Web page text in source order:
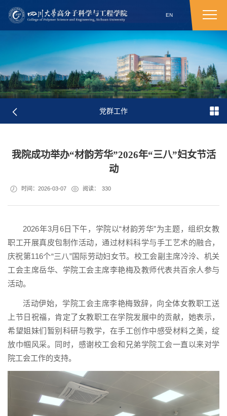
EN
党群工作
我院成功举办“材韵芳华”2026年“三八”妇女节活
动
时间：2026-03-07 阅读： 330
2026年3月6日下午，学院以“材韵芳华”为主题，组织女教
职工开展真皮包制作活动，通过材料科学与手工艺术的融合，
庆祝第116个“三八”国际劳动妇女节。校工会副主席冷泠、机关
工会主席岳华、学院工会主席李艳梅及教师代表共百余人参与
活动。
活动伊始，学院工会主席李艳梅致辞，向全体女教职工送
上节日祝福，肯定了女教职工在学院发展中的贡献，她表示，
希望姐妹们暂别科研与教学，在手工创作中感受材料之美，绽
放巾帼风采。同时，感谢校工会和兄弟学院工会一直以来对学
院工会工作的支持。